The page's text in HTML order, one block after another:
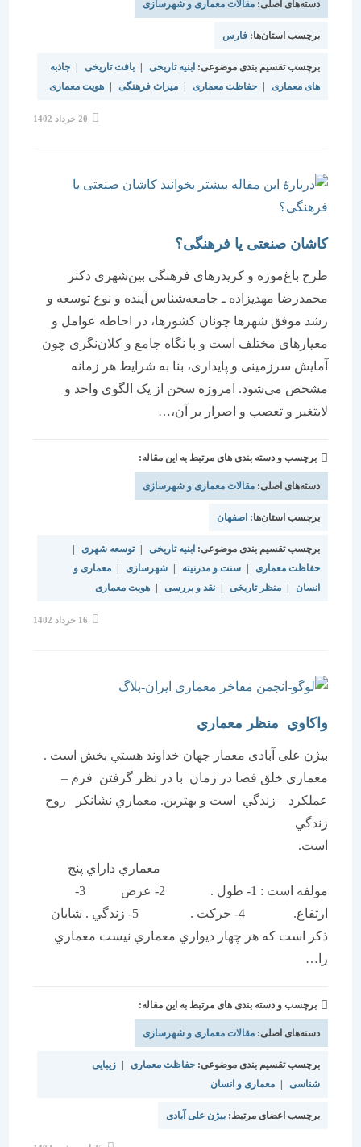
دسته‌های اصلی:مقالات معماری و شهرسازی
برچسب استان‌ها:فارس
برچسب تقسیم بندی موضوعی:ابنیه تاریخی | بافت تاریخی | جاذبه
های معماری
| حفاظت معماری | میراث فرهنگی | هویت معماری
کاشان صنعتی یا فرهنگی؟
طرح باغ‌موزه و کریدرهای فرهنگی بین‌شهری دکتر
محمدرضا مهدیزاده ـ جامعه‌شناس آینده و نوع توسعه و
رشد موفق شهرها چونان کشورها، در احاطه عوامل و
معیارهای مختلف است و با نگاه جامع و کلان‌نگری چون
آمایش سرزمینی و پایداری، بنا به شرایط هر زمانه
مشخص می‌شود. امروزه سخن از یک الگوی واحد و
لایتغیر و تعصب و اصرار بر آن،…
برچسب و دسته بندی های مرتبط به این مقاله:
دسته‌های اصلی:مقالات معماری و شهرسازی
برچسب استان‌ها:اصفهان
برچسب تقسیم بندی موضوعی:ابنیه تاریخی | توسعه شهری |
حفاظت معماری
| سنت و مدرنیته | شهرسازی |
معماری و
| منظر تاریخی | نقد و بررسی | هویت معماری
واكاوي منظر معماري
بیژن علی آبادی معمار جهان خداوند هستي بخش است .
معماري خلق فضا در زمان با در نظر گرفتن فرم –
عملكرد –زندگي است و بهترين. معماري نشانكر روح
زندگي
است.
معماري داراي پنج
ارتفاع. 4- حركت . 5- زندگي . شايان
ذكر است كه هر چهار ديواري معماري نيست معماري
برچسب و دسته بندی های مرتبط به این مقاله:
دسته‌های اصلی:مقالات معماری و شهرسازی
برچسب تقسیم بندی موضوعی:حفاظت معماری | زیبایی
| معماری و انسان
برچسب اعضای مرتبط: بیژن علی آبادی